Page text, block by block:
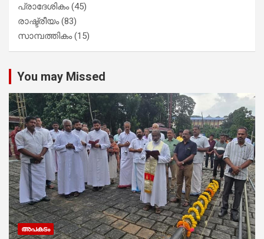
പ്രാദേശികം(45)
രാഷ്ട്രീയം(83)
സാമ്പത്തികം(15)
You may Missed
അപകടം